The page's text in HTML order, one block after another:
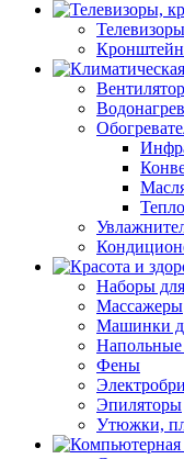
Телевизоры
Наборы
Массажеры
Машинки
Фены
Эпиляторы
Утюжки,